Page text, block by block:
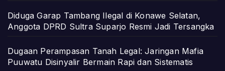
Diduga Garap Tambang Ilegal di Konawe Selatan,
Anggota DPRD Sultra Suparjo Resmi Jadi Tersangka
Dugaan Perampasan Tanah Legal: Jaringan Mafia
Puuwatu Disinyalir Bermain Rapi dan Sistematis